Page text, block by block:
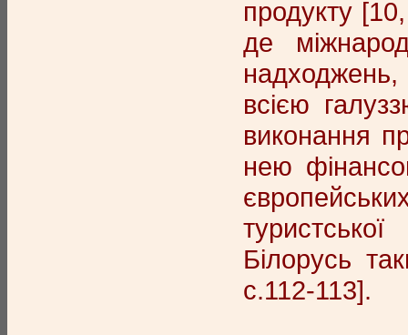
продукту
де
надходжень,
всією
виконання
нею
Білорусь
с.112-113].